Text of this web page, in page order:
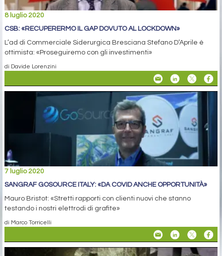
8 luglio 2020
CSB: «RECUPERERMO IL GAP DOVUTO AL LOCKDOWN»
L’ad di Commerciale Siderurgica Bresciana Stefano D’Aprile è
ottimista: «Proseguiremo con gli investimenti»
di Davide Lorenzini
7 luglio 2020
SANGRAF GOSOURCE ITALY: «DA COVID ANCHE OPPORTUNITÀ»
Mauro Bristot: «Stretti rapporti con clienti nuovi che stanno
testando i nostri elettrodi di grafite»
di Marco Torricelli